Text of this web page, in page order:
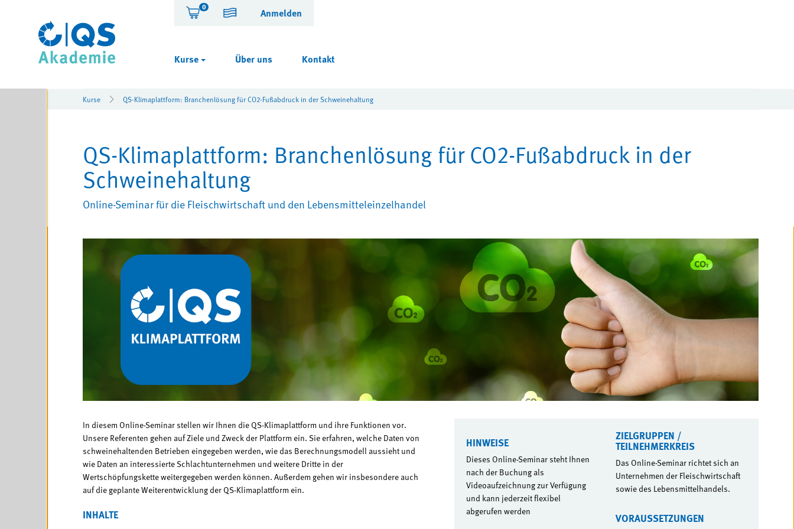
0 Anmelden
Kurse Über uns Kontakt
Kurse QS-Klimaplattform: Branchenlösung für CO2-Fußabdruck in der Schweinehaltung
QS-Klimaplattform: Branchenlösung für CO2-Fußabdruck in der
Schweinehaltung
Online-Seminar für die Fleischwirtschaft und den Lebensmitteleinzelhandel
In diesem Online-Seminar stellen wir Ihnen die QS-Klimaplattform und ihre Funktionen vor.
Unsere Referenten gehen auf Ziele und Zweck der Plattform ein. Sie erfahren, welche Daten von
schweinehaltenden Betrieben eingegeben werden, wie das Berechnungsmodell aussieht und
wie Daten an interessierte Schlachtunternehmen und weitere Dritte in der
Wertschöpfungskette weitergegeben werden können. Außerdem gehen wir insbesondere auch
auf die geplante Weiterentwicklung der QS-Klimaplattform ein.
INHALTE
HINWEISE
Dieses Online-Seminar steht Ihnen
nach der Buchung als
Videoaufzeichnung zur Verfügung
und kann jederzeit flexibel
abgerufen werden
ZIELGRUPPEN /
TEILNEHMERKREIS
Das Online-Seminar richtet sich an
Unternehmen der Fleischwirtschaft
sowie des Lebensmittelhandels.
VORAUSSETZUNGEN